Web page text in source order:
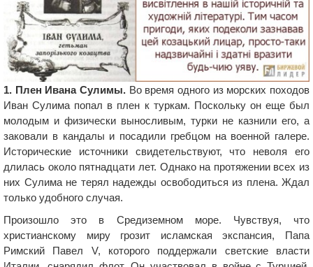
1. Плен Ивана Сулимы. Во время одного из морских походов
Иван Сулима попал в плен к туркам. Поскольку он еще был
молодым и физически выносливым, турки не казнили его, а
заковали в кандалы и посадили гребцом на военной галере.
Исторические источники свидетельствуют, что неволя его
длилась около пятнадцати лет. Однако на протяжении всех из
них Сулима не терял надежды освободиться из плена. Ждал
только удобного случая.
Произошло это в Средиземном море. Чувствуя, что
христианскому миру грозит исламская экспансия, Папа
Римский Павел V, которого поддержали светские власти